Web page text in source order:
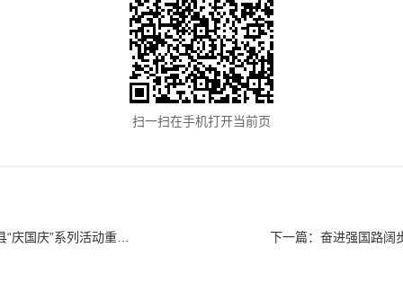
扫一扫在手机打开当前页
”系列活动重磅发布！ 下一篇： 奋进强国路阔步新